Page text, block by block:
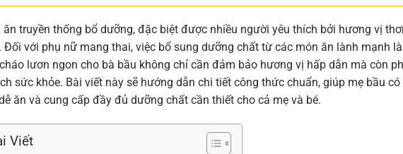
truyền thống bổ dưỡng, đặc biệt được nhiều người yêu thích bởi hương vị
với phụ nữ mang thai, việc bổ sung dưỡng chất từ các món ăn lành mạnh
lươn ngon cho bà bầu không chỉ cần đảm bảo hương vị hấp dẫn mà còn
sức khỏe. Bài viết này sẽ hướng dẫn chi tiết công thức chuẩn, giúp mẹ bầu
ăn và cung cấp đầy đủ dưỡng chất cần thiết cho cả mẹ và bé.
Viết